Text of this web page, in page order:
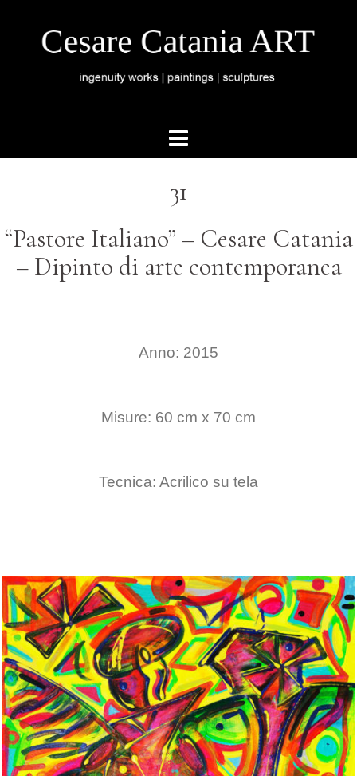
31
“Pastore Italiano” – Cesare Catania
– Dipinto di arte contemporanea
Anno: 2015
Misure: 60 cm x 70 cm
Tecnica: Acrilico su tela